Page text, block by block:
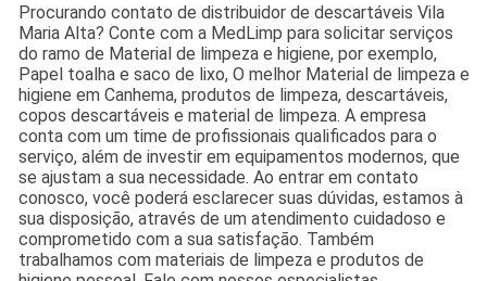
Procurando contato de distribuidor de descartáveis Vila
Maria Alta? Conte com a MedLimp para solicitar serviços
do ramo de Material de limpeza e higiene, por exemplo,
Papel toalha e saco de lixo, O melhor Material de limpeza e
higiene em Canhema, produtos de limpeza, descartáveis,
copos descartáveis e material de limpeza. A empresa
conta com um time de profissionais qualificados para o
serviço, além de investir em equipamentos modernos, que
se ajustam a sua necessidade. Ao entrar em contato
conosco, você poderá esclarecer suas dúvidas, estamos à
sua disposição, através de um atendimento cuidadoso e
comprometido com a sua satisfação. Também
trabalhamos com materiais de limpeza e produtos de